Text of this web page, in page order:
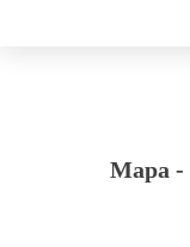
Mapa -